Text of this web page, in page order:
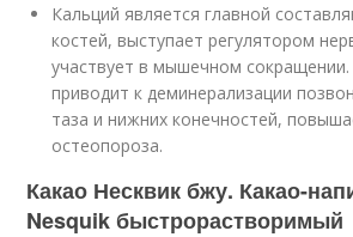
Кальций является главной
костей, выступает регулятором
участвует в мышечном
приводит к деминерализации
таза и нижних конечностей,
остеопороза.
Какао Несквик бжу. Какао-
Nesquik быстрорастворимый